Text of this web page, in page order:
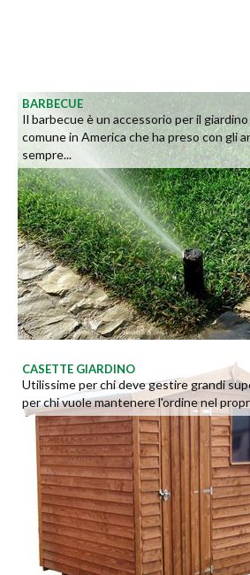
BARBECUE
Il barbecue è un accessorio per il
comune in America che ha preso con gli
sempre...
CASETTE GIARDINO
Utilissime per chi deve gestire grandi
per chi vuole mantenere l'ordine nel